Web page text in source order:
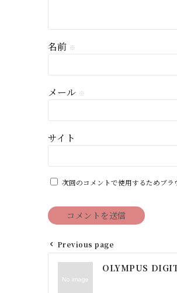
名前 ※
メール ※
サイト
次回のコメントで使用するためブラ
投
Previous page
OLYMPUS